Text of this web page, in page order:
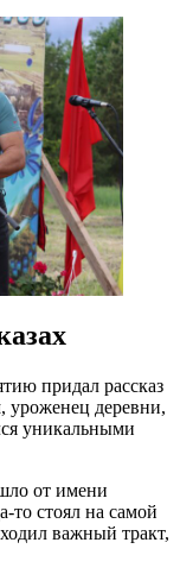
придал рассказ
, уроженец деревни,
уникальными
от имени
то стоял на самой
важный тракт,